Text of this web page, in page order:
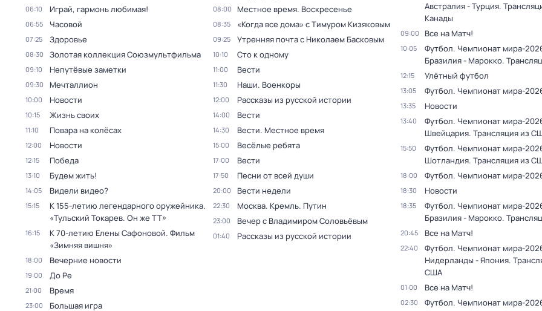
06:10 Играй, гармонь любимая!
06:55 Часовой
07:25 Здоровье
08:30 Золотая коллекция Союзмультфильма
09:10 Непутёвые заметки
09:30 Мечталлион
10:00 Новости
10:15 Жизнь своих
11:10 Повара на колёсах
12:00 Новости
12:15 Победа
13:10 Будем жить!
14:05 Видели видео?
15:15
К 155-летию легендарного оружейника.
«Тульский Токарев. Он же ТТ»
16:15
К 70-летию Елены Сафоновой. Фильм
«Зимняя вишня»
18:00 Вечерние новости
19:00 До Ре
21:00 Время
23:00 Большая игра
08:00 Местное время. Воскресенье
08:35 «Когда все дома» с Тимуром Кизяковым
09:25 Утренняя почта с Николаем Басковым
10:10 Сто к одному
11:00 Вести
11:30 Наши. Военкоры
12:00 Рассказы из русской истории
14:00 Вести
14:30 Вести. Местное время
15:00 Весёлые ребята
17:00 Вести
17:50 Песни от всей души
20:00 Вести недели
22:30 Москва. Кремль. Путин
23:00 Вечер с Владимиром Соловьёвым
01:40 Рассказы из русской истории
Австралия - Турция.
Канады
09:00 Все на Матч!
10:05
Футбол. Чемпионат мира-
Бразилия - Марокко.
12:15 Улётный футбол
13:05 Футбол. Чемпионат мира-
13:35 Новости
13:40
Футбол. Чемпионат мира-
Швейцария. Трансляция из
15:50
Футбол. Чемпионат мира-
Шотландия. Трансляция из
18:00 Футбол. Чемпионат мира-
18:30 Новости
18:35
Футбол. Чемпионат мира-
Бразилия - Марокко.
20:45 Все на Матч!
22:40
Футбол. Чемпионат мира-
Нидерланды - Япония.
США
01:00 Все на Матч!
02:30
Футбол. Чемпионат мира-